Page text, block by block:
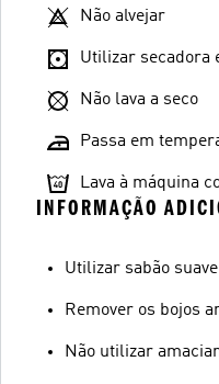
Não alvejar
Utilizar secadora
Não lava a seco
Passa em
Lava à máquina
INFORMAÇÃO
Utilizar sabão
Remover os bojos
Não utilizar